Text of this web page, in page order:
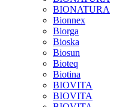
BIONATURA
Bionnex
Biorga
Bioska
Biosun
Bioteq
Biotina
BIOVITA
BIOVITA